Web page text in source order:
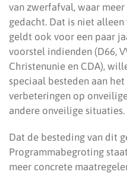
van zwerfafval, waar
gedacht. Dat is niet
geldt ook voor een paar
voorstel indienden (D66,
Christenunie en CDA),
speciaal besteden aan
verbeteringen op
andere onveilige situaties.
Dat de besteding van dit
Programmabegroting
meer concrete